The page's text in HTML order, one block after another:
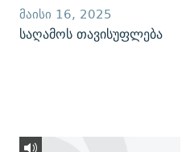
ᲛᲐᲘᲡᲘ 16, 2025
საღამოს თავისუფლება